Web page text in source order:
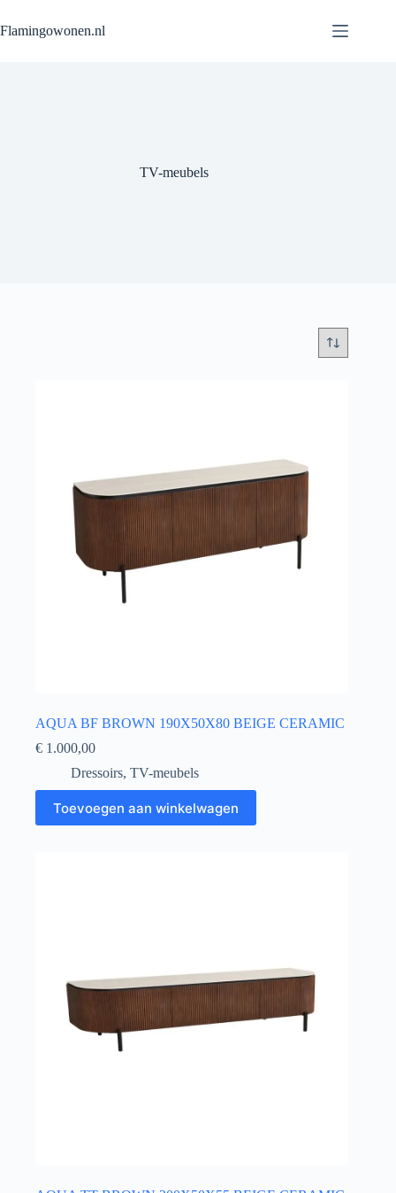
Flamingowonen.nl
TV-meubels
AQUA BF BROWN 190X50X80 BEIGE CERAMIC
€ 1.000,00
Dressoirs, TV-meubels
Toevoegen aan winkelwagen